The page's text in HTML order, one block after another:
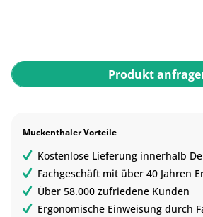
Produkt
Muckenthaler Vorteile
Kostenlose Lieferung innerhalb
Fachgeschäft mit über 40 Jahren
Über 58.000 zufriedene Kunden
Ergonomische Einweisung durch